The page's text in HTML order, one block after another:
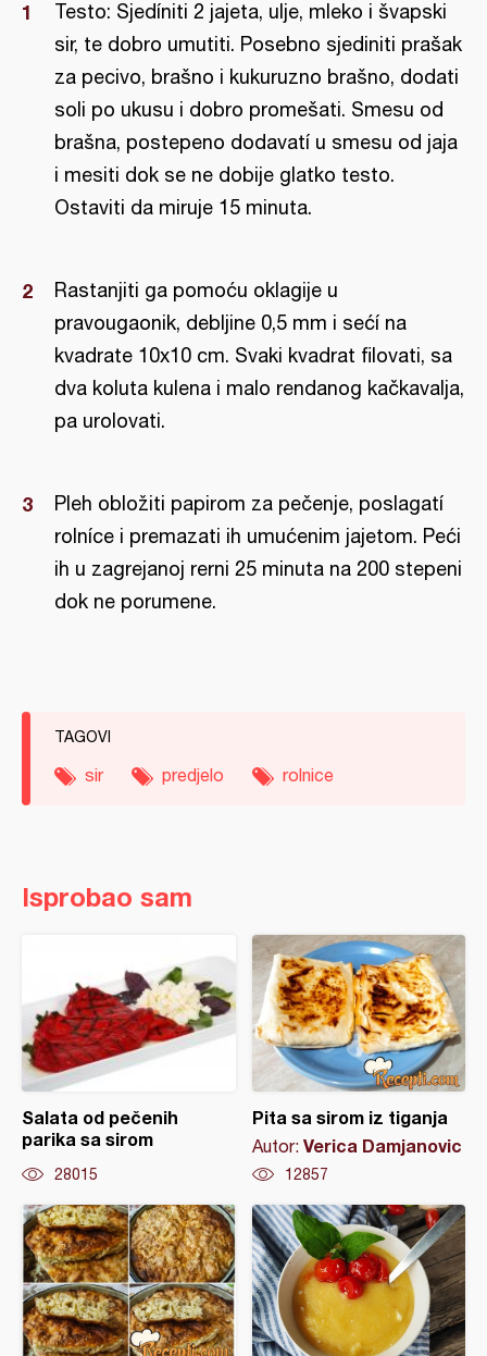
Testo: Sjedíniti 2 jajeta, ulje, mleko i švapski
sir, te dobro umutiti. Posebno sjediniti prašak
za pecivo, brašno i kukuruzno brašno, dodati
soli po ukusu i dobro promešati. Smesu od
brašna, postepeno dodavatí u smesu od jaja
i mesiti dok se ne dobije glatko testo.
Ostaviti da miruje 15 minuta.
Rastanjiti ga pomoću oklagije u
pravougaonik, debljine 0,5 mm i sećí na
kvadrate 10x10 cm. Svaki kvadrat filovati, sa
dva koluta kulena i malo rendanog kačkavalja,
pa urolovati.
Pleh obložiti papirom za pečenje, poslagatí
rolníce i premazati ih umućenim jajetom. Peći
ih u zagrejanoj rerni 25 minuta na 200 stepeni
dok ne porumene.
TAGOVI
sir predjelo rolnice
Isprobao sam
Salata od pečenih
parika sa sirom
28015
Pita sa sirom iz tiganja
Autor: Verica Damjanovic
12857